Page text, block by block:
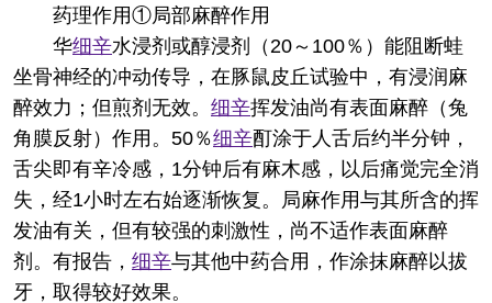
药理作用①局部麻醉作用
华细辛水浸剂或醇浸剂（20～100％）能阻断蛙
坐骨神经的冲动传导，在豚鼠皮丘试验中，有浸润麻
醉效力；但煎剂无效。 细辛挥发油尚有表面麻醉（兔
角膜反射）作用。50％细辛酊涂于人舌后约半分钟，
舌尖即有辛冷感，1分钟后有麻木感，以后痛觉完全消
失，经1小时左右始逐渐恢复。局麻作用与其所含的挥
发油有关，但有较强的刺激性，尚不适作表面麻醉
剂。有报告， 细辛与其他中药合用，作涂抹麻醉以拔
牙，取得较好效果。